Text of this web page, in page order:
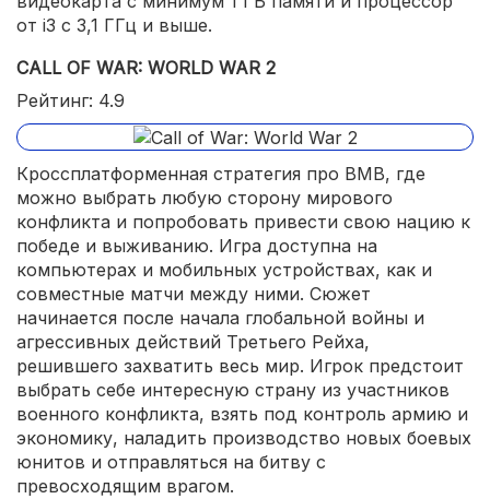
от i3 с 3,1 ГГц и выше.
CALL OF WAR: WORLD WAR 2
Рейтинг: 4.9
Кроссплатформенная стратегия про ВМВ, где
можно выбрать любую сторону мирового
конфликта и попробовать привести свою нацию к
победе и выживанию. Игра доступна на
компьютерах и мобильных устройствах, как и
совместные матчи между ними. Сюжет
начинается после начала глобальной войны и
агрессивных действий Третьего Рейха,
решившего захватить весь мир. Игрок предстоит
выбрать себе интересную страну из участников
военного конфликта, взять под контроль армию и
экономику, наладить производство новых боевых
юнитов и отправляться на битву с
превосходящим врагом.